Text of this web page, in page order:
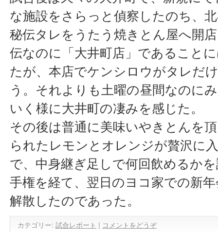
な施設をさらっと偵察したのち、
秘伝タレをうたう焼きとん屋へ開
伝なのに「大井町店」であること
たが、本店でケンシロウがタレだ
う。それよりも土曜の昼間なのに
いく様に大井町の凄みを感じた。
その後は普通に美味いやきとんを
られたレモンとオレンジが贅沢に
で、中身継ぎ足しで何回飲めるか
手権を経て、翌日のヨコ家での新
解散したのであった。
カテゴリー: 試合レポート | コメントをどうぞ